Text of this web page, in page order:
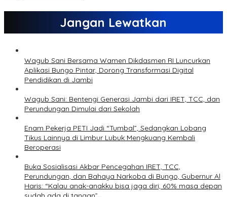
Jangan Lewatkan
Wagub Sani Bersama Wamen Dikdasmen RI Luncurkan
Aplikasi Bungo Pintar, Dorong Transformasi Digital
Pendidikan di Jambi
Wagub Sani: Bentengi Generasi Jambi dari IRET, TCC, dan
Perundungan Dimulai dari Sekolah
Enam Pekerja PETI Jadi “Tumbal”, Sedangkan Lobang
Tikus Lainnya di Limbur Lubuk Mengkuang Kembali
Beroperasi
Buka Sosialisasi Akbar Pencegahan IRET, TCC,
Perundungan, dan Bahaya Narkoba di Bungo, Gubernur Al
Haris: “Kalau anak-anakku bisa jaga diri, 60% masa depan